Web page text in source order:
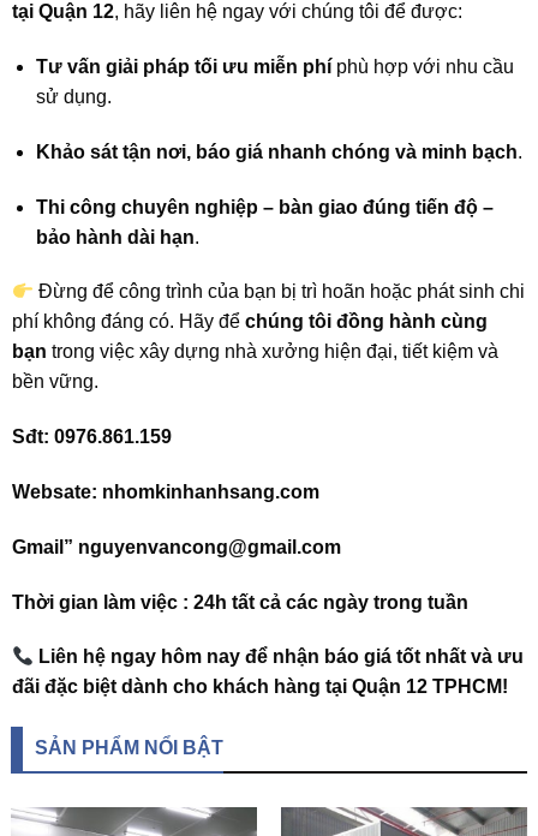
tại Quận 12, hãy liên hệ ngay với chúng tôi để được:
Tư vấn giải pháp tối ưu miễn phí phù hợp với nhu cầu
sử dụng.
Khảo sát tận nơi, báo giá nhanh chóng và minh bạch.
Thi công chuyên nghiệp – bàn giao đúng tiến độ –
bảo hành dài hạn.
Đừng để công trình của bạn bị trì hoãn hoặc phát sinh chi
phí không đáng có. Hãy để chúng tôi đồng hành cùng
bạn trong việc xây dựng nhà xưởng hiện đại, tiết kiệm và
bền vững.
Sđt: 0976.861.159
Websate: nhomkinhanhsang.com
Gmail” nguyenvancong@gmail.com
Thời gian làm việc : 24h tất cả các ngày trong tuần
Liên hệ ngay hôm nay để nhận báo giá tốt nhất và ưu
đãi đặc biệt dành cho khách hàng tại Quận 12 TPHCM!
SẢN PHẨM NỔI BẬT